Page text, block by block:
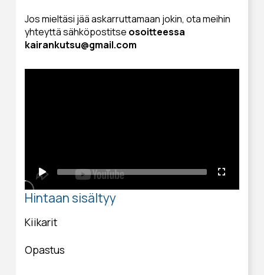
Jos mieltäsi jää askarruttamaan jokin, ota meihin
yhteyttä sähköpostitse osoitteessa
kairankutsu@gmail.com
Hintaan sisältyy
Kiikarit
Opastus